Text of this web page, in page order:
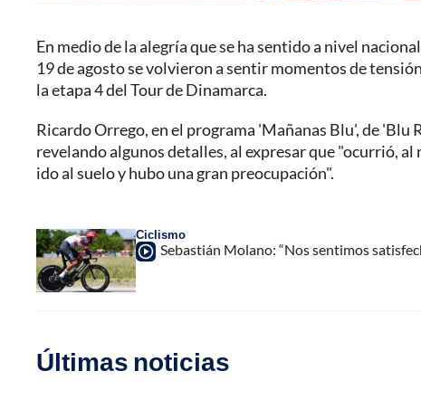
En medio de la alegría que se ha sentido a nivel
19 de agosto se volvieron a sentir momentos de
la etapa 4 del Tour de Dinamarca.
Ricardo Orrego, en el programa 'Mañanas Blu', de
revelando algunos detalles, al expresar que "ocurrió,
ido al suelo y hubo una gran preocupación".
Ciclismo
Sebastián Molano: “Nos sentimos
Últimas noticias